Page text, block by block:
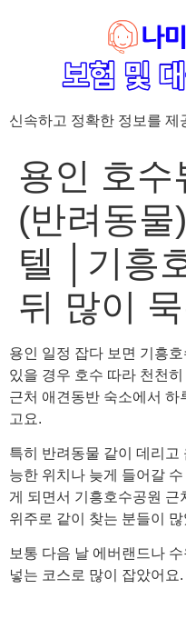
신속하고 정확한 정보를 제
용인 호수
(반려동물
텔 │기흥
뒤 많이
용인 일정 잡다 보면 기흥
있을 경우 호수 따라 천천
근처 애견동반 숙소에서
고요.
특히 반려동물 같이 데리
능한 위치나 늦게 들어갈
게 되면서 기흥호수공원 근
위주로 같이 찾는 분들이
보통 다음 날 에버랜드나
넣는 코스로 많이 잡았어요.